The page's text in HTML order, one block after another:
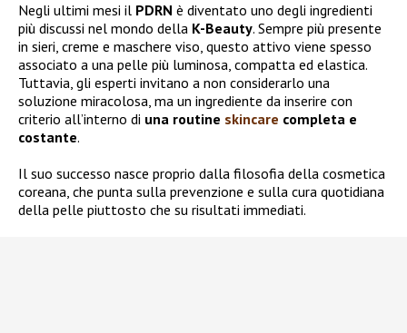
Negli ultimi mesi il PDRN è diventato uno degli ingredienti
più discussi nel mondo della K-Beauty. Sempre più presente
in sieri, creme e maschere viso, questo attivo viene spesso
associato a una pelle più luminosa, compatta ed elastica.
Tuttavia, gli esperti invitano a non considerarlo una
soluzione miracolosa, ma un ingrediente da inserire con
criterio all’interno di una routine skincare completa e
costante.
Il suo successo nasce proprio dalla filosofia della cosmetica
coreana, che punta sulla prevenzione e sulla cura quotidiana
della pelle piuttosto che su risultati immediati.